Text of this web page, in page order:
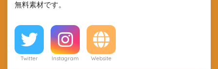
無料素材です。
Twitter Instagram Website